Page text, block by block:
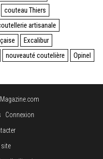
couteau Thiers
artisanale
Excalibur
nouveauté coutelière
Opinel
Connexion